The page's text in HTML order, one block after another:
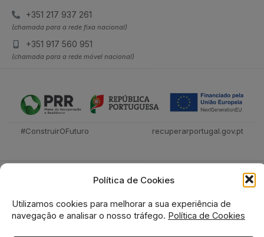
Política de Cookies
Utilizamos cookies para melhorar a sua experiência de
navegação e analisar o nosso tráfego. Política de Cookies
+351 217 937 261
(chamada para a rede fixa nacional)
+351 917 560 951
(chamada para a rede móvel nacional)
#ConstruirOFuturo recuperarportugal.gov.pt